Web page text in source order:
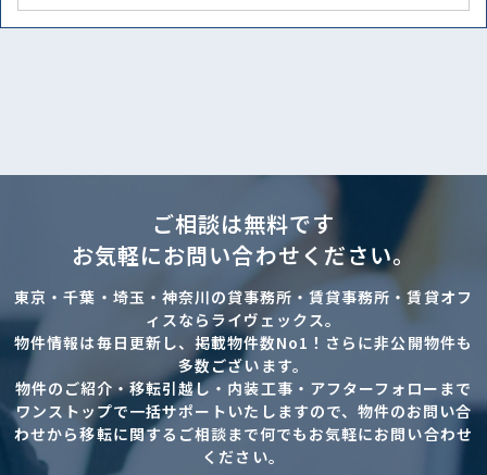
ご相談は無料です
お気軽にお問い合わせください。
東京・千葉・埼玉・神奈川の貸事務所・賃貸事務所・賃貸オフ
ィスならライヴェックス。
物件情報は毎日更新し、掲載物件数No1！さらに非公開物件も
多数ございます。
物件のご紹介・移転引越し・内装工事・アフターフォローまで
ワンストップで一括サポートいたしますので、物件のお問い合
わせから移転に関するご相談まで何でもお気軽にお問い合わせ
ください。